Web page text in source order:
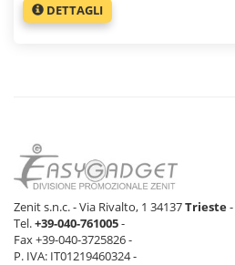
DETTAGLI
Zenit s.n.c. - Via Rivalto, 1 34137Trieste
Tel.+39-040-761005-
Fax +39-040-3725826 -
P. IVA: IT01219460324 -